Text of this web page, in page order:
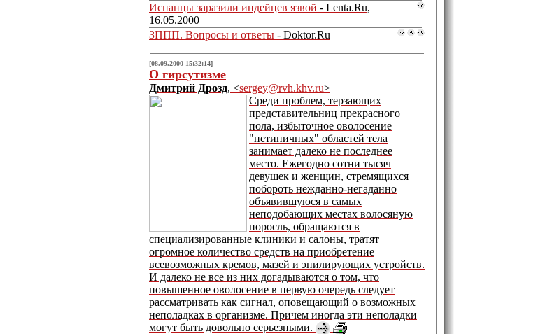
Испанцы заразили индейцев язвой - Lenta.Ru,
16.05.2000
ЗППП. Вопросы и ответы - Doktor.Ru
[08.09.2000 15:32:14]
О гирсутизме
Дмитрий Дрозд, <sergey@rvh.khv.ru>
Среди проблем, терзающих
представительниц прекрасного
пола, избыточное оволосение
"нетипичных" областей тела
занимает далеко не последнее
место. Ежегодно сотни тысяч
девушек и женщин, стремящихся
побороть нежданно-негаданно
объявившуюся в самых
неподобающих местах волосяную
поросль, обращаются в
специализированные клиники и салоны, тратят
огромное количество средств на приобретение
всевозможных кремов, мазей и эпилирующих устройств.
И далеко не все из них догадываются о том, что
повышенное оволосение в первую очередь следует
рассматривать как сигнал, оповещающий о возможных
неполадках в организме. Причем иногда эти неполадки
могут быть довольно серьезными.